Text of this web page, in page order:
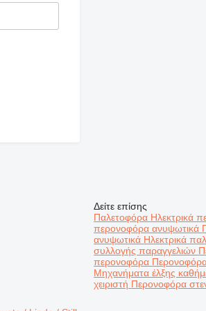
Δείτε επίσης
Παλετοφόρα Ηλεκτρικά
περονοφόρα ανυψωτικά
ανυψωτικά Ηλεκτρικά
συλλογής παραγγελιών
περονοφόρα
Μηχανήματα έλξης
χειριστή Περονοφόρα